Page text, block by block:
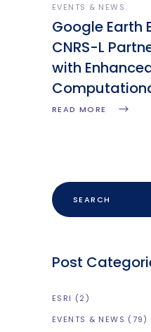
EVENTS & NEWS
Google Earth
CNRS-L
with
READ MORE
Post
ESRI (2)
EVENTS & NEWS (79)